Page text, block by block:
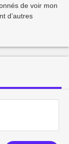
de voir mon
d’autres